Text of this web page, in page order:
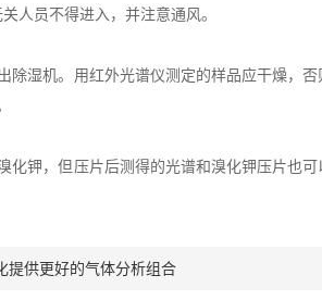
人员不得进入，并注意通风。
湿机。用红外光谱仪测定的样品应干燥，否
钾，但压片后测得的光谱和溴化钾压片也可
提供更好的气体分析组合